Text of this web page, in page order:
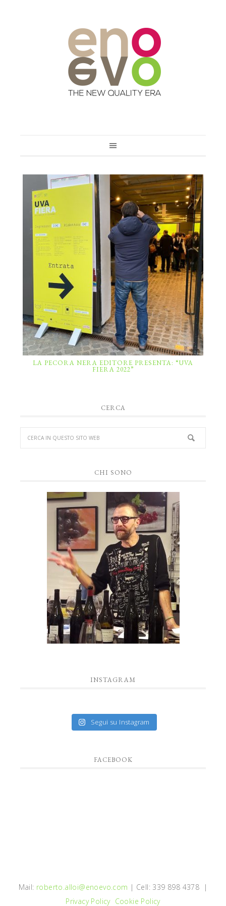
LA PECORA NERA EDITORE PRESENTA: “UVA
FIERA 2022”
CERCA
CHI SONO
INSTAGRAM
Segui su Instagram
FACEBOOK
Mail: roberto.alloi@enoevo.com | Cell: 339 898 4378 |
Privacy Policy Cookie Policy